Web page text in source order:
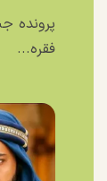
فقره...